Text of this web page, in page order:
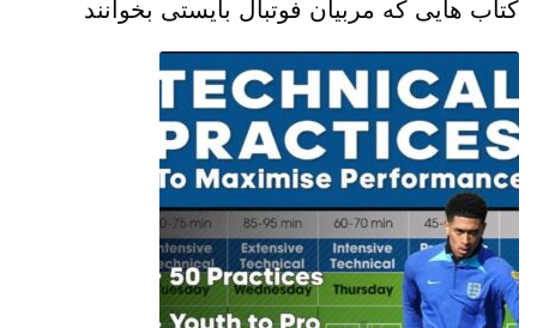
کتاب هایی که مربیان فوتبال بایستی بخوانند